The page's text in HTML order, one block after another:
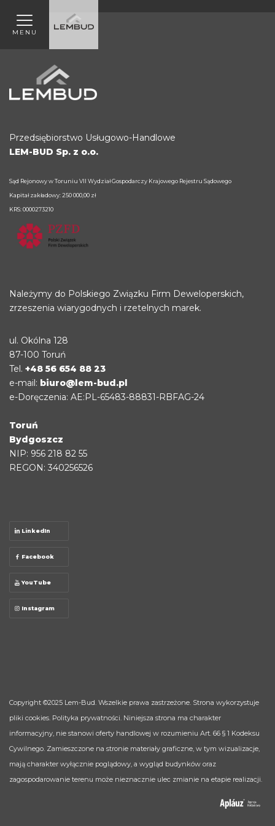
MENU
Przedsiębiorstwo Usługowo-Handlowe
LEM-BUD Sp. z o.o.
Sąd Rejonowy w Toruniu VII Wydział Gospodarczy Krajowego Rejestru Sądowego
Kapitał zakładowy: 250 000,00 zł
KRS: 0000273210
Należymy do Polskiego Związku Firm Deweloperskich,
zrzeszenia wiarygodnych i rzetelnych marek.
ul. Okólna 128
87-100 Toruń
Tel. +48 56 654 88 23
e-mail: biuro@lem-bud.pl
e-Doręczenia: AE:PL-65483-88831-RBFAG-24
Toruń
Bydgoszcz
NIP: 956 218 82 55
REGON: 340256526
LinkedIn
Facebook
YouTube
Instagram
Copyright ©2025 Lem-Bud . Wszelkie prawa zastrzeżone. Strona wykorzystuje
pliki cookies. Polityka prywatności . Niniejsza strona ma charakter
informacyjny, nie stanowi oferty handlowej w rozumieniu Art. 66 § 1 Kodeksu
Cywilnego. Zamieszczone na stronie materiały graficzne, w tym wizualizacje,
mają charakter wyłącznie poglądowy, a wygląd budynków oraz
zagospodarowanie terenu może nieznacznie ulec zmianie na etapie realizacji.